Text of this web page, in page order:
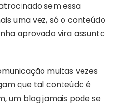
sem essa
uma vez, só o conteúdo
aprovado vira assunto
muitas vezes
que tal conteúdo é
um blog jamais pode se